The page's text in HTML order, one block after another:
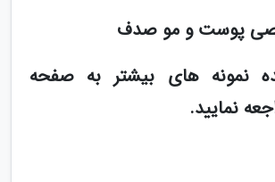
پوست و مو صدف
نمونه های بیشتر به صفحه
نمایید.